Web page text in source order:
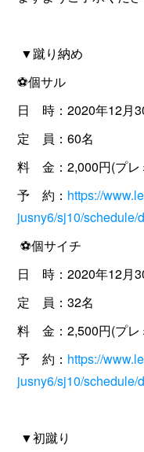
▼蹴り納め
⚽️個サル
日 時：2020年12月
定 員：60名
料 金：2,000円(プレ
予 約： https://
jusny6/sj10/schedule/
⚽️個サイチ
日 時：2020年12月
定 員：32名
料 金：2,500円(プレ
予 約： https://
jusny6/sj10/schedule/
▼初蹴り